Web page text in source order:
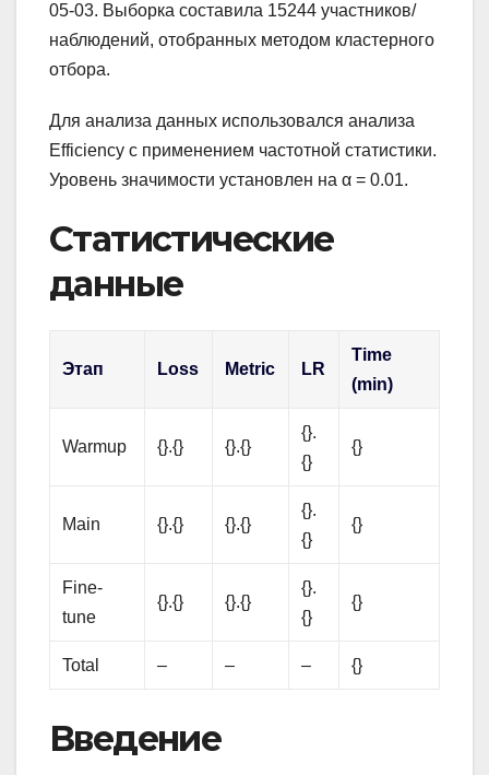
05-03. Выборка составила 15244 участников/
наблюдений, отобранных методом кластерного
отбора.
Для анализа данных использовался анализа
Efficiency с применением частотной статистики.
Уровень значимости установлен на α = 0.01.
Статистические
данные
Этап Loss Metric LR
Time
(min)
Warmup {}.{} {}.{}
{}.
{}
{}
Main {}.{} {}.{}
{}.
{}
{}
Fine-
tune
{}.{} {}.{}
{}.
{}
{}
Total – – – {}
Введение